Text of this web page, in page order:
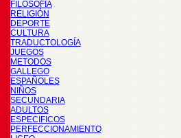
FILOSOFÍA
RELIGIÓN
DEPORTE
CULTURA
TRADUCTOLOGÍA
JUEGOS
METODOS
GALLEGO
ESPAÑOLES
NIÑOS
SECUNDARIA
ADULTOS
ESPECIFICOS
PERFECCIONAMIENTO